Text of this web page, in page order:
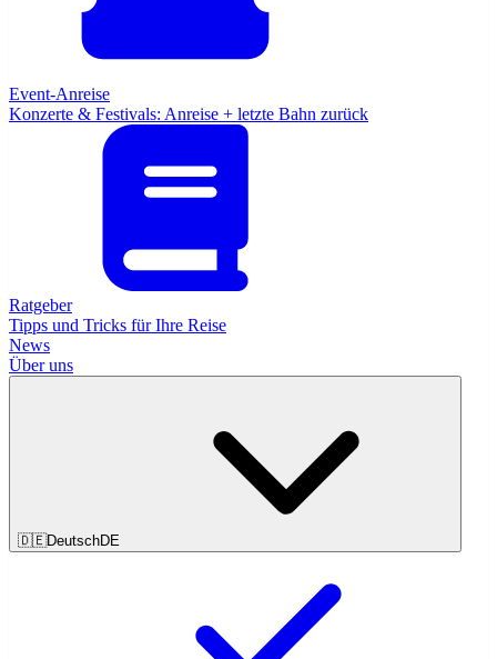
Event-Anreise
Konzerte & Festivals: Anreise + letzte Bahn zurück
Ratgeber
Tipps und Tricks für Ihre Reise
News
Über uns
🇩🇪DeutschDE